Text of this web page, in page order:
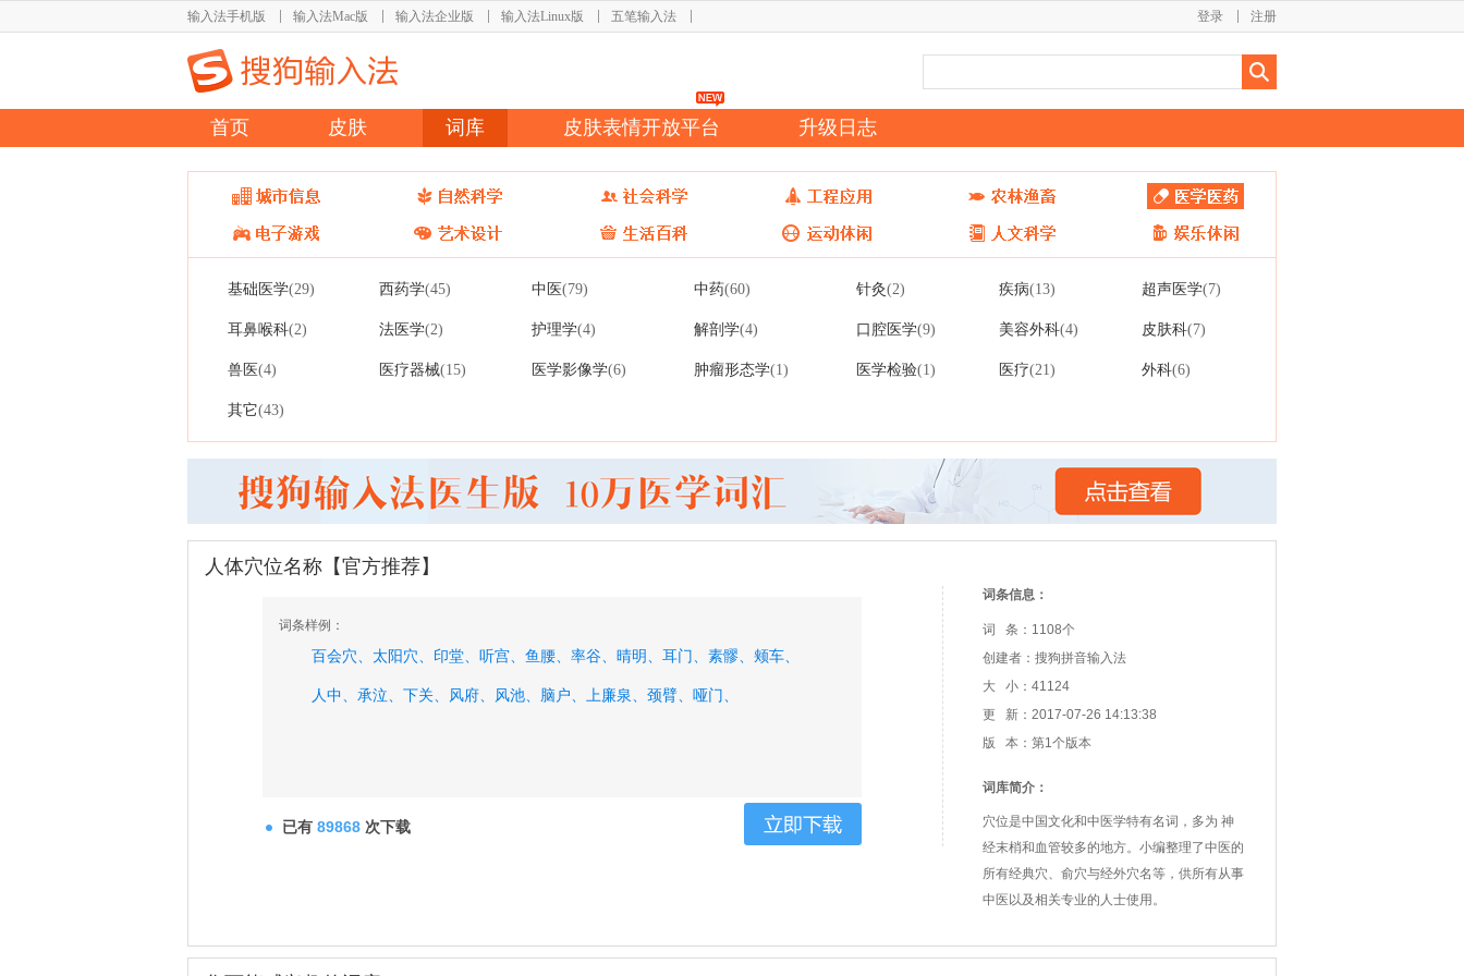
输入法手机版 输入法Mac版 输入法企业版 输入法Linux版 五笔输入法 注册
登录
首页 皮肤 词库 皮肤表情开放平台 升级日志
基础医学(29) 西药学(45) 中医(79) 中药(60) 针灸(2) 疾病(13) 超声医学(7)
耳鼻喉科(2) 法医学(2) 护理学(4) 解剖学(4) 口腔医学(9) 美容外科(4) 皮肤科(7)
兽医(4) 医疗器械(15) 医学影像学(6) 肿瘤形态学(1) 医学检验(1) 医疗(21) 外科(6)
其它(43)
人体穴位名称【官方推荐】
词条样例：
百会穴、 太阳穴、 印堂、 听宫、 鱼腰、 率谷、 晴明、 耳门、 素髎、 颊车、
人中、 承泣、 下关、 风府、 风池、 脑户、 上廉泉、 颈臂、 哑门、
已有 89868 次下载
词条信息：
词 条：1108个
创建者：搜狗拼音输入法
大 小：41124
更 新：2017-07-26 14:13:38
版 本：第1个版本
词库简介：
穴位是中国文化和中医学特有名词，多为 神
经末梢和血管较多的地方。小编整理了中医的
所有经典穴、俞穴与经外穴名等，供所有从事
中医以及相关专业的人士使用。